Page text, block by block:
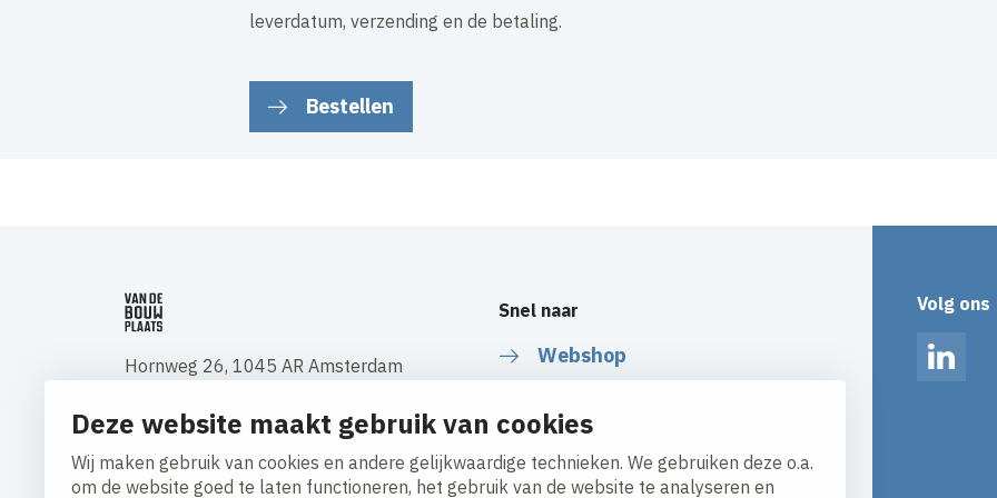
Deze website maakt gebruik van cookies
Wij maken gebruik van cookies en andere gelijkwaardige technieken. We gebruiken deze o.a.
om de website goed te laten functioneren, het gebruik van de website te analyseren en
leverdatum, verzending en de betaling.
Bestellen
Hornweg 26, 1045 AR Amsterdam
Contact
Snel naar
Webshop
Partners
Volg ons